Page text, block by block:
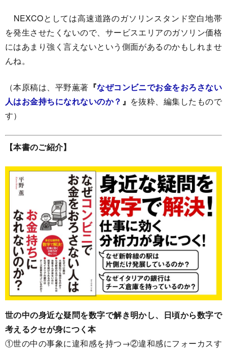
NEXCOとしては高速道路のガソリンスタンド空白地帯
を発生させたくないので、サービスエリアのガソリン価格
にはあまり強く言えないという側面があるのかもしれませ
んね。
（本原稿は、平野薫著 『なぜコンビニでお金をおろさない
人はお金持ちになれないのか？ 』 を抜粋、編集したもので
す）
【本書のご紹介】
世の中の身近な疑問を数字で解き明かし、日頃から数字で
考えるクセが身につく本
①世の中の事象に違和感を持つ→②違和感にフォーカスす